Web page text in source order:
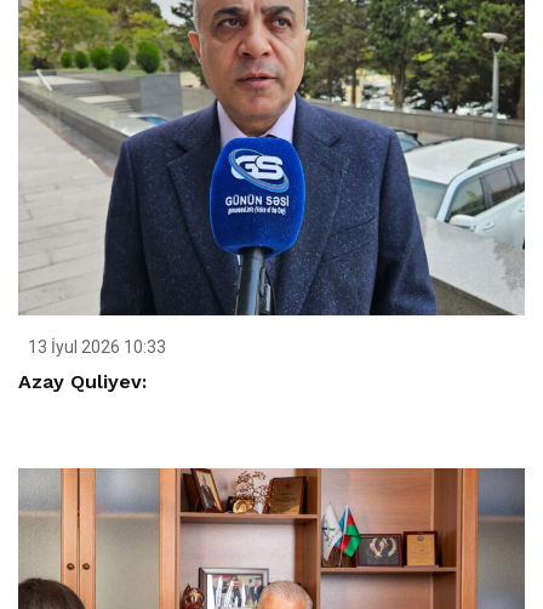
13 İyul 2026 10:33
Azay Quliyev: